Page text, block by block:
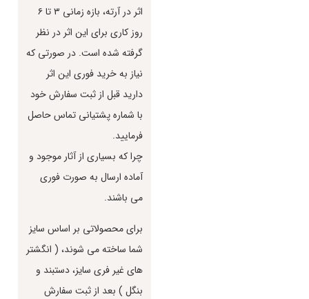
اثر در آرته، بازه زماني ٣ تا ٦
روز كاري براي اين اثر در نظر
گرفته شده است. در صورتي كه
نياز به خريد فوري اين اثر
داريد قبل از ثبت سفارش خود
با شماره پشتياني تماس حاصل
فرماييد.
چرا كه بسياري از آثار موجود و
آماده ارسال به صورت فوري
مي باشند.
براي محصولاتي بر اساس سايز
شما ساخته مي شوند، ( انگشتر
هاي غير فري سايز، دستبند و
بنگل ) بعد از ثبت سفارش